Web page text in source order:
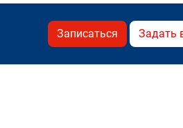
Записаться Задать